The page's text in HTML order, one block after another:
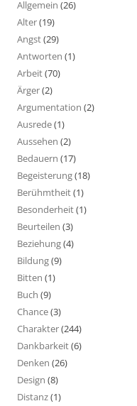
Allgemein (26)
Alter(19)
Angst(29)
Antworten (1)
Arbeit(70)
Ärger(2)
Argumentation (2)
Ausrede(1)
Aussehen (2)
Bedauern (17)
Begeisterung(18)
Berühmtheit(1)
Besonderheit(1)
Beurteilen (3)
Beziehung(4)
Bildung(9)
Bitten (1)
Buch (9)
Chance(3)
Charakter(244)
Dankbarkeit(6)
Denken (26)
Design (8)
Distanz(1)